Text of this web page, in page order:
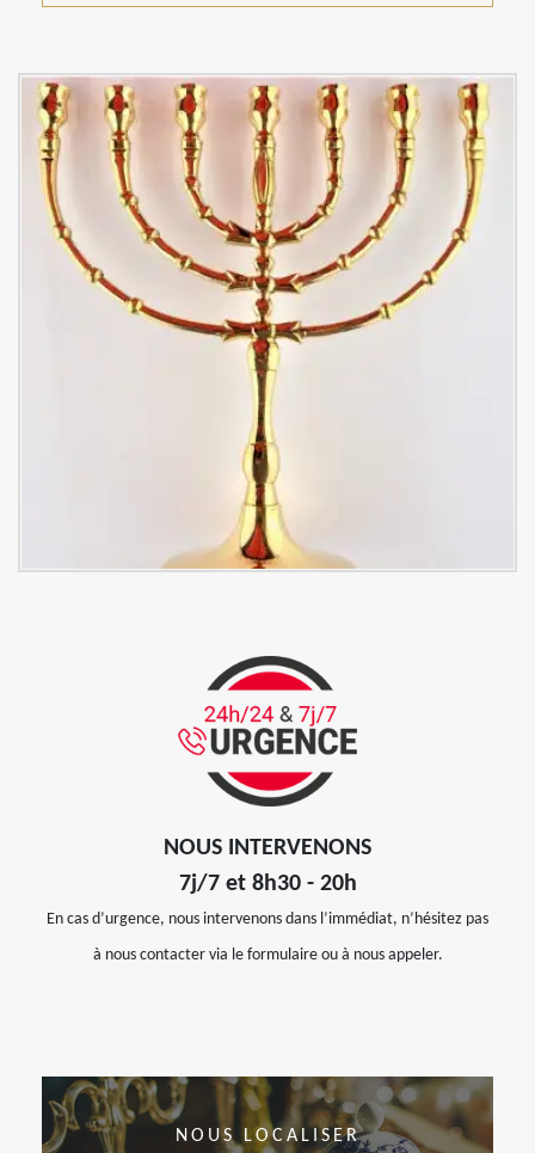
NOUS INTERVENONS
7j/7 et 8h30 - 20h
En cas d’urgence, nous intervenons dans l’immédiat, n’hésitez pas
à nous contacter via le formulaire ou à nous appeler.
NOUS LOCALISER